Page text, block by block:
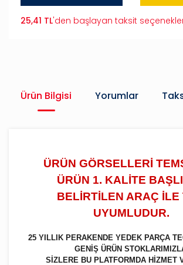
25,41 TL'den başlayan taksit
Ürün Bilgisi Yorumlar
ÜRÜN GÖRSELLERİ
ÜRÜN 1. KALİTE
BELİRTİLEN ARAÇ İLE
UYUMLUDUR.
25 YILLIK PERAKENDE YEDEK PARÇA
GENİŞ ÜRÜN
SİZLERE BU PLATFORMDA HİZMET